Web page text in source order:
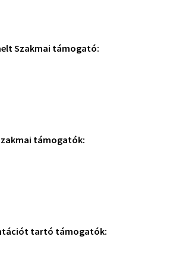
Szakmai támogató:
támogatók:
tartó támogatók: